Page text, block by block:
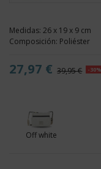
Medidas: 26 x 19 x 9 cm
Composición: Poliéster
27,97 € 39,95 € -30%
Off white